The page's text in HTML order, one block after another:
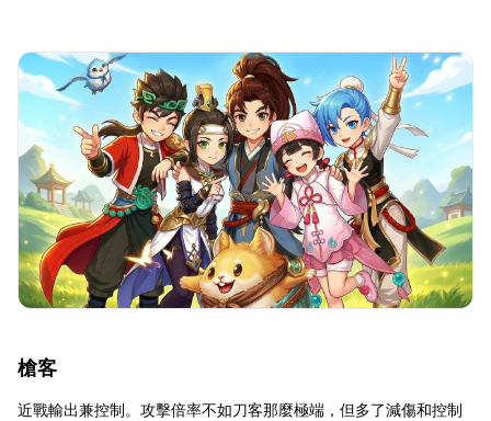
槍客
近戰輸出兼控制。攻擊倍率不如刀客那麼極端，但多了減傷和控制